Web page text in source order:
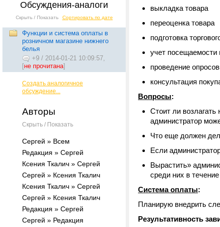
Обсуждения-аналоги
Скрыть / Показать Сортировать по дате
Функции и система оплаты в
розничном магазине нижнего
белья
+9 / 2014-01-21 10:09:57,
[не прочитана]
Создать аналогичное
обсуждение...
Авторы
Скрыть / Показать
Сергей » Всем
Редакция » Сергей
Ксения Ткалич » Сергей
Сергей » Ксения Ткалич
Ксения Ткалич » Сергей
Сергей » Ксения Ткалич
Редакция » Сергей
Сергей » Редакция
выкладка товара
переоценка товара
подготовка
учет посещаемости
проведение
консультация
Вопросы:
Стоит ли
администратор
Что еще должен
Если
Вырастить»
среди них в
Система оплаты:
Планирую внедрить
Результативность